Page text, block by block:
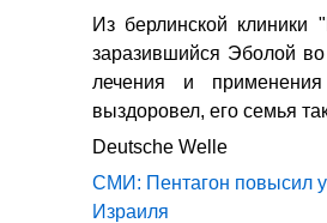
Из берлинской клиники
заразившийся Эболой
лечения и
выздоровел, его семья
Deutsche Welle
СМИ: Пентагон повысил
Израиля